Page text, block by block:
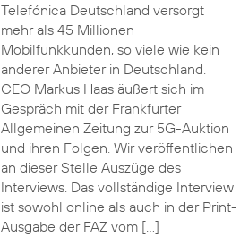
Telefónica Deutschland versorgt
mehr als 45 Millionen
Mobilfunkkunden, so viele wie kein
anderer Anbieter in Deutschland.
CEO Markus Haas äußert sich im
Gespräch mit der Frankfurter
Allgemeinen Zeitung zur 5G-Auktion
und ihren Folgen. Wir veröffentlichen
an dieser Stelle Auszüge des
Interviews. Das vollständige Interview
ist sowohl online als auch in der Print-
Ausgabe der FAZ vom […]